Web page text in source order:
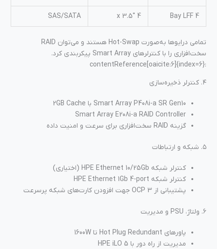
4 Bay LFF
4 x 3.5″
SAS/SATA
تمامی درایوها به‌صورت Hot-Swap هستند و می‌توان RAID
سخت‌افزاری را با کنترلرهای Smart Array پیکربندی کرد.
:contentReference[oaicite:6]{index=6}
۴. کنترلر ذخیره‌سازی
Smart Array P408i-a SR Gen10 با 2GB Cache
Smart Array E208i-a RAID Controller
گزینه RAID سخت‌افزاری برای سرعت و امنیت داده
۵. شبکه و ارتباطات
کنترلر شبکه HPE Ethernet 10/25Gb (اختیاری)
کنترلر شبکه HPE Ethernet 1Gb 4-port
پشتیبانی از OCP 3 جهت افزودن کارت‌های شبکه پرسرعت
۶. ولتاژ، PSU و مدیریت
پاورهای Hot Plug Redundant تا 1600W
مدیریت از راه دور با HPE iLO 5